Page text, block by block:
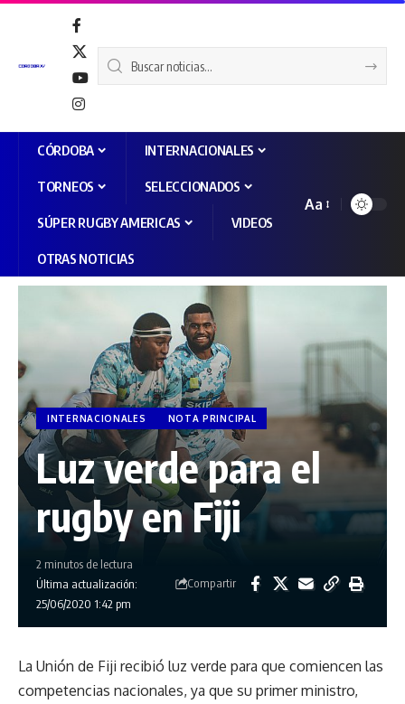
CÓRDOBA INTERNACIONALES
TORNEOS SELECCIONADOS
SÚPER RUGBY AMERICAS VIDEOS
OTRAS NOTICIAS
Aa
INTERNACIONALES NOTA PRINCIPAL
Luz verde para el
rugby en Fiji
Última actualización:
25/06/2020 1:42 pm
2 minutos de lectura
Compartir
La Unión de Fiji recibió luz verde para que comiencen las
competencias nacionales, ya que su primer ministro,